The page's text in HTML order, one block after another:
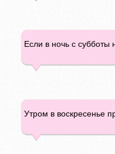
Если в ночь с субботы
Утром в воскресенье